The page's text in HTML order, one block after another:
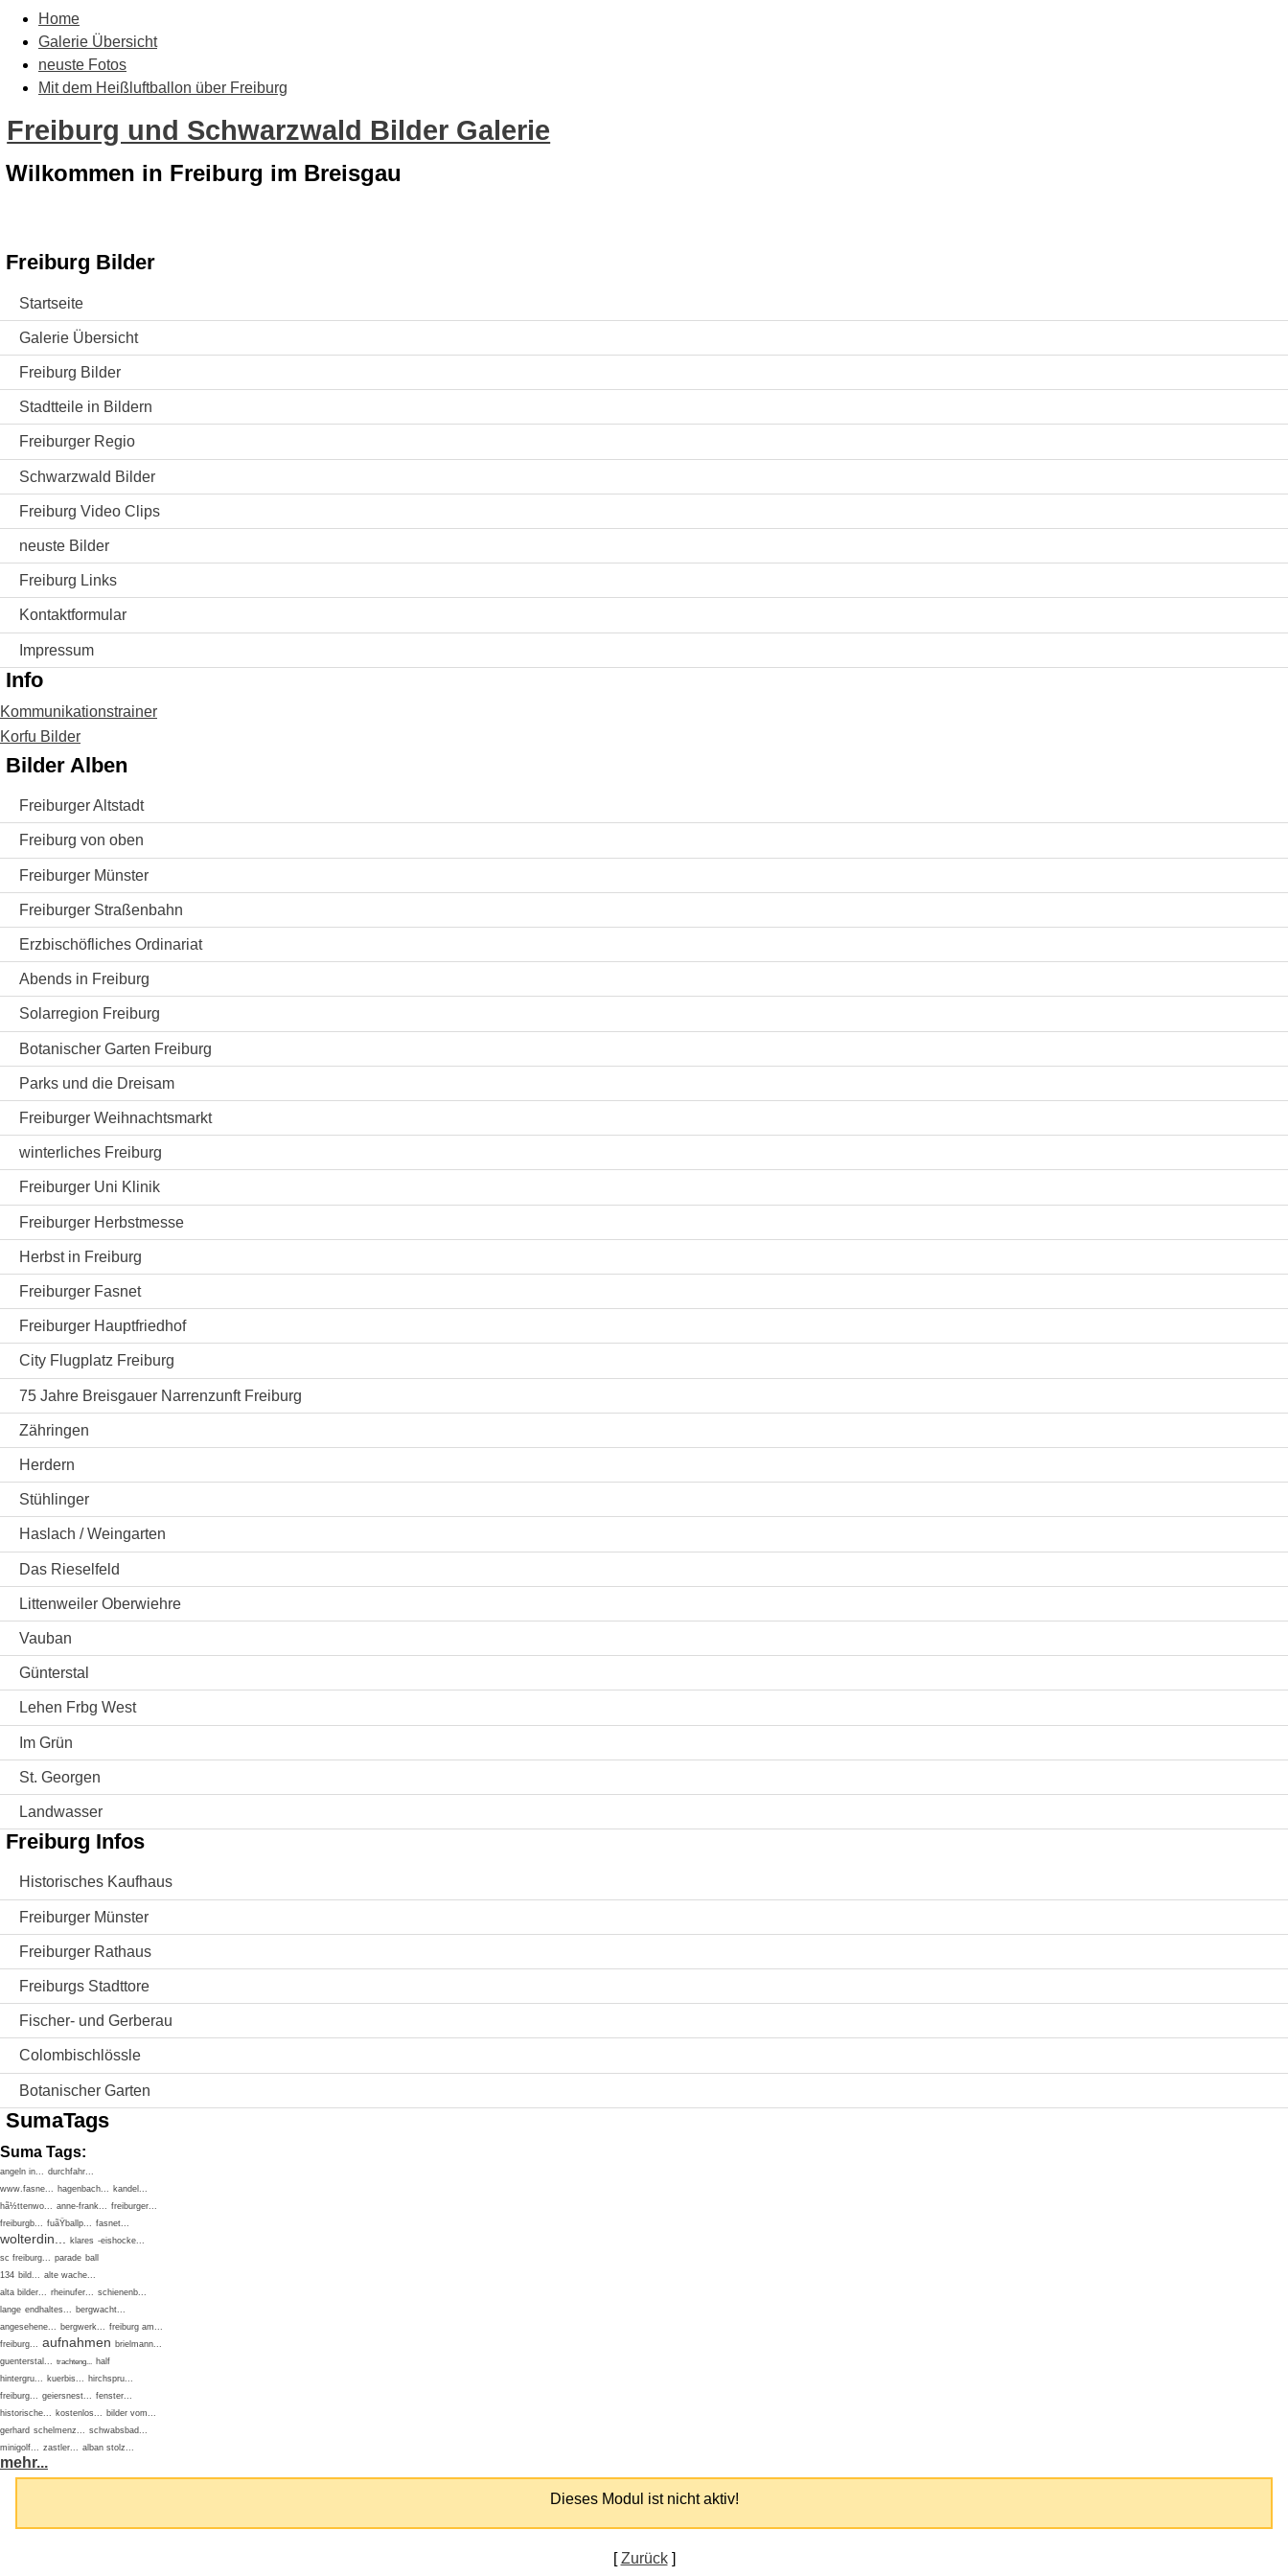
Home
Galerie Übersicht
neuste Fotos
Mit dem Heißluftballon über Freiburg
Freiburg und Schwarzwald Bilder Galerie
Wilkommen in Freiburg im Breisgau
Freiburg Bilder
Startseite
Galerie Übersicht
Freiburg Bilder
Stadtteile in Bildern
Freiburger Regio
Schwarzwald Bilder
Freiburg Video Clips
neuste Bilder
Freiburg Links
Kontaktformular
Impressum
Info
Kommunikationstrainer
Korfu Bilder
Bilder Alben
Freiburger Altstadt
Freiburg von oben
Freiburger Münster
Freiburger Straßenbahn
Erzbischöfliches Ordinariat
Abends in Freiburg
Solarregion Freiburg
Botanischer Garten Freiburg
Parks und die Dreisam
Freiburger Weihnachtsmarkt
winterliches Freiburg
Freiburger Uni Klinik
Freiburger Herbstmesse
Herbst in Freiburg
Freiburger Fasnet
Freiburger Hauptfriedhof
City Flugplatz Freiburg
75 Jahre Breisgauer Narrenzunft Freiburg
Zähringen
Herdern
Stühlinger
Haslach / Weingarten
Das Rieselfeld
Littenweiler Oberwiehre
Vauban
Günterstal
Lehen Frbg West
Im Grün
St. Georgen
Landwasser
Freiburg Infos
Historisches Kaufhaus
Freiburger Münster
Freiburger Rathaus
Freiburgs Stadttore
Fischer- und Gerberau
Colombischlössle
Botanischer Garten
SumaTags
Suma Tags:
angeln in... durchfahr...
www.fasne... hagenbach... kandel...
hã½ttenwo... anne-frank... freiburger...
freiburgb... fuãŸballp... fasnet...
wolterdin... klares -eishocke...
sc freiburg... parade ball
134 bild... alte wache...
alta bilder... rheinufer... schienenb...
lange endhaltes... bergwacht...
angesehene... bergwerk... freiburg am...
freiburg... aufnahmen brielmann...
guenterstal... trachteng... half
hintergru... kuerbis... hirchspru...
freiburg... geiersnest... fenster...
historische... kostenlos... bilder vom...
gerhard schelmenz... schwabsbad...
minigolf... zastler... alban stolz...
mehr...
Dieses Modul ist nicht aktiv!
Zurück]